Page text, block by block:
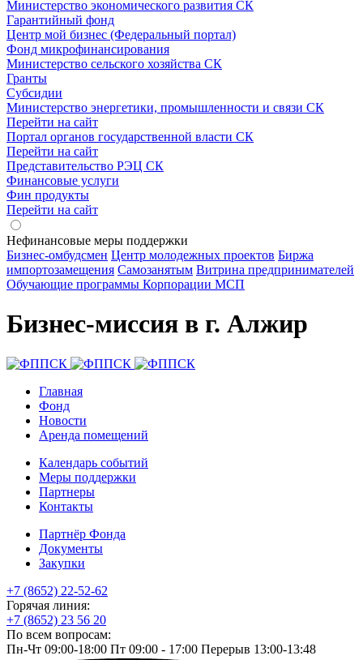
Министерство экономического развития СК
Гарантийный фонд
Центр мой бизнес (Федеральный портал)
Фонд микрофинансирования
Министерство сельского хозяйства СК
Гранты
Субсидии
Министерство энергетики, промышленности и связи СК
Перейти на сайт
Портал органов государственной власти СК
Перейти на сайт
Представительство РЭЦ СК
Финансовые услуги
Фин продукты
Перейти на сайт
Нефинансовые меры поддержки
Бизнес-омбудсмен Центр молодежных проектов Биржа
импортозамещения Cамозанятым Витрина предпринимателей
Обучающие программы Корпорации МСП
Бизнес-миссия в г. Алжир
Главная
Фонд
Новости
Аренда помещений
Календарь событий
Меры поддержки
Партнеры
Контакты
Партнёр Фонда
Документы
Закупки
+7 (8652) 22-52-62
Горячая линия:
+7 (8652) 23 56 20
По всем вопросам:
Пн-Чт 09:00-18:00 Пт 09:00 - 17:00 Перерыв 13:00-13:48